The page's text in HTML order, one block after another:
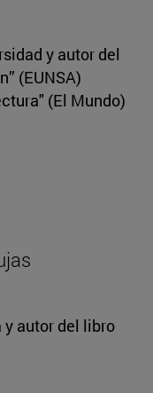
y autor del
(EUNSA)
(El Mundo)
autor del libro